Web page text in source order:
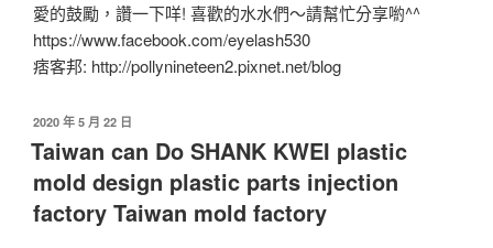
愛的鼓勵，讚一下咩! 喜歡的水水們～請幫忙分享喲^^
https://www.facebook.com/eyelash530
痞客邦: http://pollynineteen2.pixnet.net/blog
發
佈
於
2020 年 5 月 22 日
Taiwan can Do SHANK KWEI plastic
mold design plastic parts injection
factory Taiwan mold factory